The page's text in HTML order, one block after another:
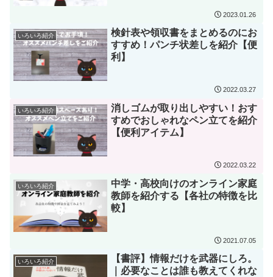
2023.01.26
いろいろ紹介
検針表や領収書をまとめるのにお
すすめ！パンチ状差しを紹介【便
利】
2022.03.27
いろいろ紹介
消しゴムが取り出しやすい！おす
すめでおしゃれなペン立てを紹介
【便利アイテム】
2022.03.22
いろいろ紹介
中学・高校向けのオンライン家庭
教師を紹介する【各社の特徴を比
較】
2021.07.05
いろいろ紹介
【書評】情報だけを武器にしろ。
｜必要なことは誰も教えてくれな